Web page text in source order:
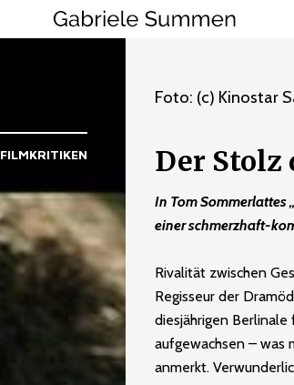
FILMKRITIKEN
Foto: (c) Kinostar
Der Stolz
In Tom Sommerlattes
einer schmerzhaft-
Rivalität zwischen
Regisseur der
diesjährigen
aufgewachsen – was
anmerkt.